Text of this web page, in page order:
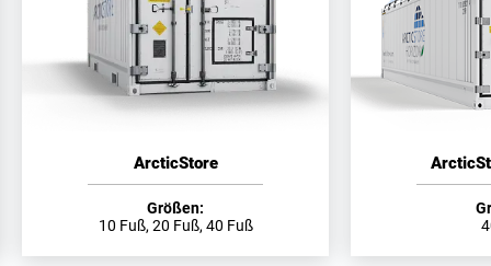
ArcticStore
Größen:
10 Fuß, 20 Fuß, 40 Fuß